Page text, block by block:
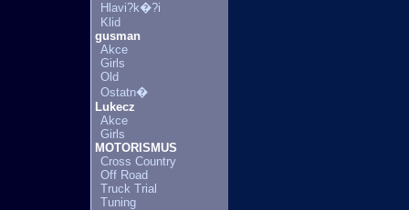
Hlavi?k�?i
Klid
gusman
Akce
Girls
Old
Ostatn�
Lukecz
Akce
Girls
MOTORISMUS
Cross Country
Off Road
Truck Trial
Tuning